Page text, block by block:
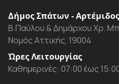
Δήμος Σπάτων - Αρτέμιδος
Β.Παύλου & Δημάρχου Χρ.
Νομός Αττικής, 19004
Ώρες Λειτουργίας
Καθημερινές: 07:00 έως